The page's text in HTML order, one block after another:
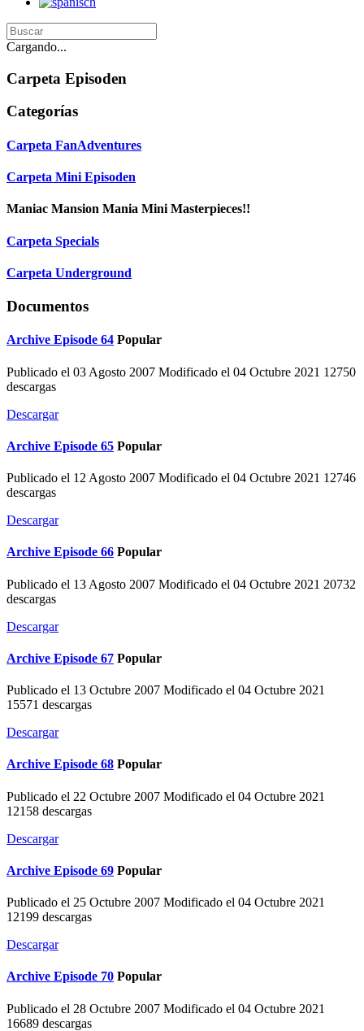
Cargando...
Carpeta Episoden
Categorías
Carpeta FanAdventures
Carpeta Mini Episoden
Maniac Mansion Mania Mini Masterpieces!!
Carpeta Specials
Carpeta Underground
Documentos
Archive Episode 64 Popular
Publicado el 03 Agosto 2007 Modificado el 04 Octubre 2021 12750
descargas
Descargar
Archive Episode 65 Popular
Publicado el 12 Agosto 2007 Modificado el 04 Octubre 2021 12746
descargas
Descargar
Archive Episode 66 Popular
Publicado el 13 Agosto 2007 Modificado el 04 Octubre 2021 20732
descargas
Descargar
Archive Episode 67 Popular
Publicado el 13 Octubre 2007 Modificado el 04 Octubre 2021
15571 descargas
Descargar
Archive Episode 68 Popular
Publicado el 22 Octubre 2007 Modificado el 04 Octubre 2021
12158 descargas
Descargar
Archive Episode 69 Popular
Publicado el 25 Octubre 2007 Modificado el 04 Octubre 2021
12199 descargas
Descargar
Archive Episode 70 Popular
Publicado el 28 Octubre 2007 Modificado el 04 Octubre 2021
16689 descargas